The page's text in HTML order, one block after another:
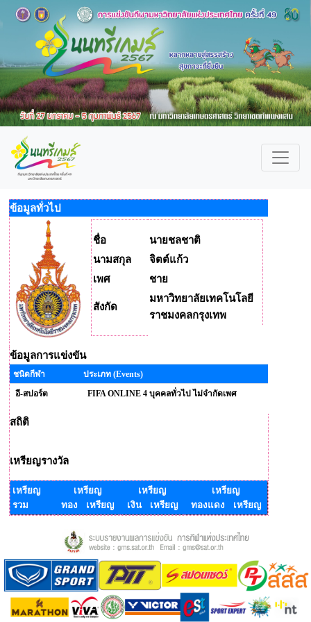
ข้อมูลทั่วไป
ชื่อ
นายชลชาติ
นามสกุล
จิตต์แก้ว
เพศ
ชาย
สังกัด
มหาวิทยาลัยเทคโนโลยี
ราชมงคลกรุงเทพ
ข้อมูลการแข่งขัน
ชนิดกีฬา
ประเภท (Events)
อี-สปอร์ต
FIFA ONLINE 4 บุคคลทั่วไป ไม่จำกัดเพศ
สถิติ
เหรียญรางวัล
เหรียญ
รวม
เหรียญ
ทอง เหรียญ
เหรียญ
เงิน เหรียญ
เหรียญ
ทองแดง เหรียญ